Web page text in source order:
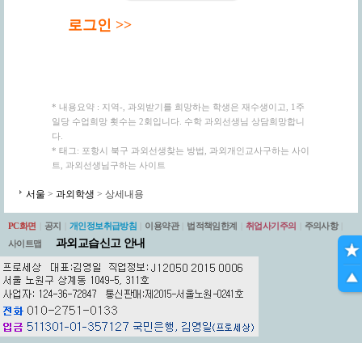
로그인 >>
* 내용요약 : 지역-, 과외받기를 희망하는 학생은 재수생이고, 1주
일당 수업희망 횟수는 2회입니다. 수학 과외선생님 상담희망합니
다.
* 태그: 포항시 북구 과외선생찾는 방법, 과외개인교사구하는 사이
트, 과외선생님구하는 사이트
서울 > 과외학생 > 상세내용
PC화면 공지 개인정보취급방침 이용약관 법적책임한계 취업사기주의 주의사항
사이트맵
과외교습신고 안내